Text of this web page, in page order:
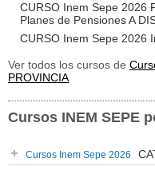
CURSO Inem Sepe 2026
Planes de Pensiones A
CURSO Inem Sepe 2026
Ver todos los cursos de
PROVINCIA
Cursos INEM SEPE
Cursos Inem Sepe 2026